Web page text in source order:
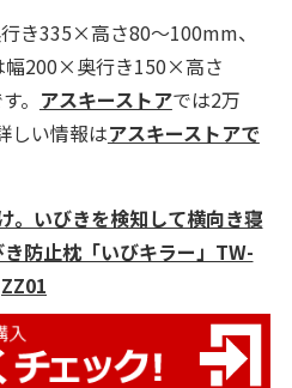
き335×高さ80～100mm、
幅200×奥行き150×高さ
。 アスキーストアでは2万
しい情報はアスキーストアで
。いびきを検知して横向き寝
防止枕「いびキラー」TW-
ZZ01